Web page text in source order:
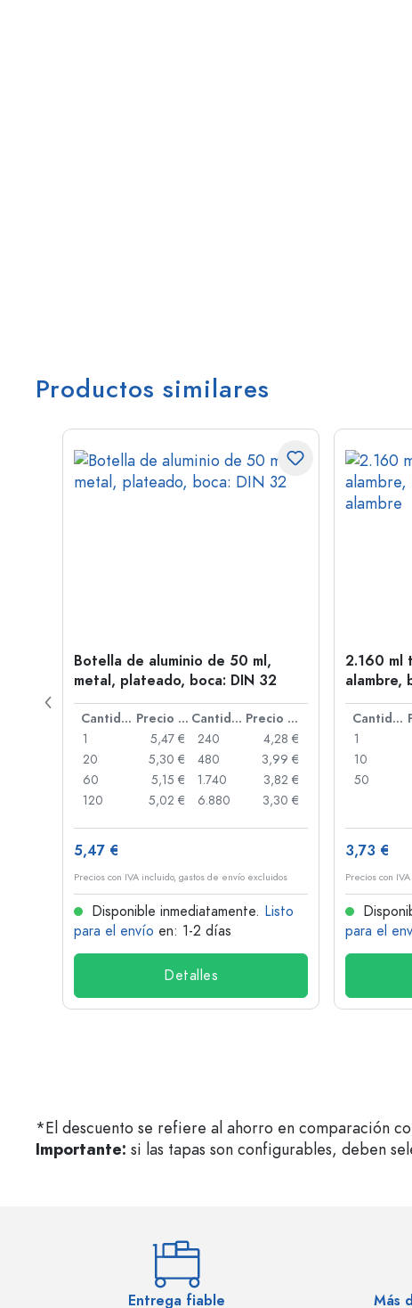
Productos similares
Botella de aluminio de 50 ml,
metal, plateado, boca: DIN 32
Cantidad Precio por unidad Cantidad
Precio por unidad
1
5,47 €
20
5,30 €
60
5,15 €
120
5,02 €
240
4,28 €
480
3,99 €
1.740
3,82 €
6.880
3,30 €
5,47 €
Precios con IVA incluido, gastos de envío excluidos
Disponible inmediatamente. Listo
para el envío en: 1-2 días
Detalles
2.160 ml
alambre,
Cantidad
1
10
50
3,73 €
Precios con
para el
*El descuento se refiere al ahorro en comparación
Importante: si las tapas son configurables, deben
Entrega fiable Más